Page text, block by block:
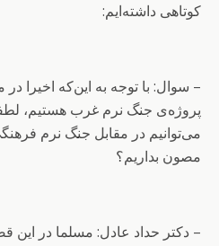
کوتاهی داشته‌ایم:
– سوال: با توجه به این‌که اخیرا
پروژه‌ی جنگ نرم غرب هستیم،
می‌توانیم در مقابل جنگ نرم
مصون بداریم؟
– دکتر حداد عادل: مسلما در این